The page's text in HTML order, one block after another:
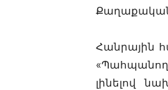
Հանրային
«
լինելով